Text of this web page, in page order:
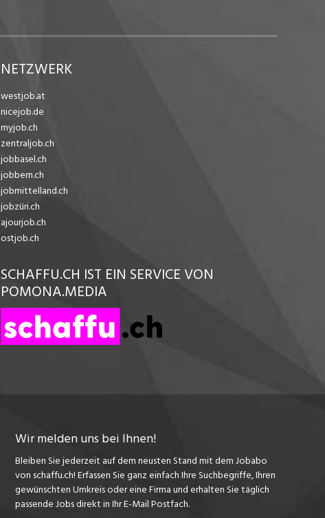
NETZWERK
westjob.at
nicejob.de
myjob.ch
zentraljob.ch
jobbasel.ch
jobbern.ch
jobmittelland.ch
jobzüri.ch
ajourjob.ch
ostjob.ch
SCHAFFU.CH IST EIN SERVICE VON
POMONA.MEDIA
Wir melden uns bei Ihnen!
Bleiben Sie jederzeit auf dem neusten Stand mit dem Jobabo
von schaffu.ch! Erfassen Sie ganz einfach Ihre Suchbegriffe, Ihren
gewünschten Umkreis oder eine Firma und erhalten Sie täglich
passende Jobs direkt in Ihr E-Mail Postfach.